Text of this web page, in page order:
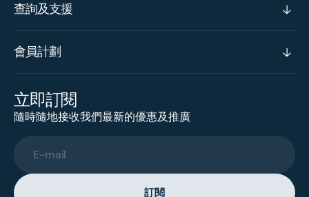
查詢及支援
會員計劃
立即訂閱
隨時隨地接收我們最新的優惠及推廣
E-mail
訂閱